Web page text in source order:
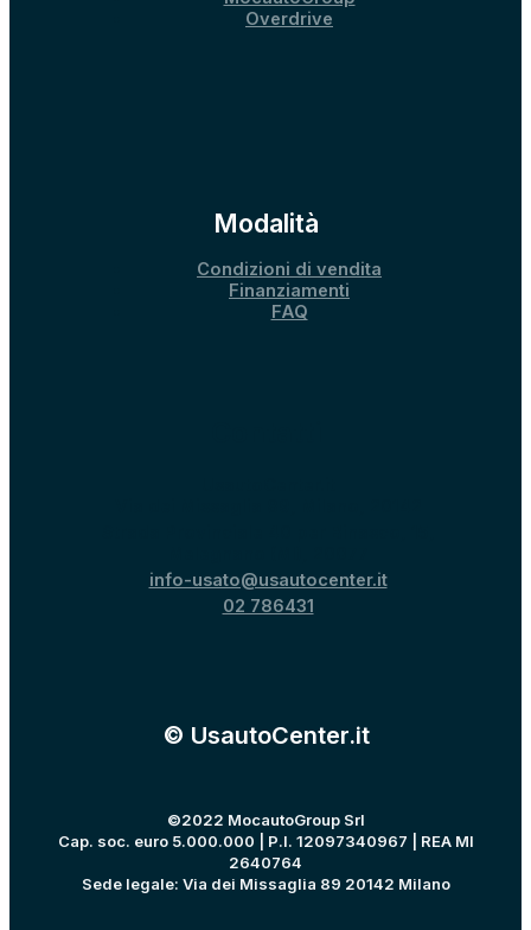
Overdrive
Modalità
Condizioni di vendita
Finanziamenti
FAQ
info-usato@usautocenter.it
02 786431
© UsautoCenter.it
©2022 MocautoGroup Srl
Cap. soc. euro 5.000.000 | P.I. 12097340967 | REA MI
2640764
Sede legale: Via dei Missaglia 89 20142 Milano